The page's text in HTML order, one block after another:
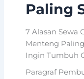
Paling
7 Alasan Sewa
Menteng
Ingin Tumbuh
Paragraf